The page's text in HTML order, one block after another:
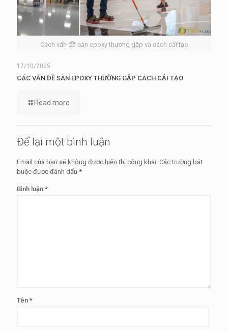
Cách vấn đề sàn epoxy thường gặp và cách cải tạo
17/10/2025
CÁC VẤN ĐỀ SÀN EPOXY THƯỜNG GẶP CÁCH CẢI TẠO
Read more
Để lại một bình luận
Email của bạn sẽ không được hiển thị công khai. Các trường bắt
buộc được đánh dấu *
Bình luận *
Tên *